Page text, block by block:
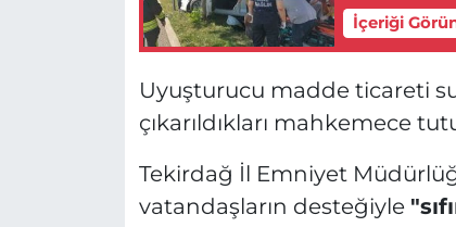
İçeriği
Uyuşturucu madde ticareti
çıkarıldıkları mahkemece
Tekirdağ İl Emniyet
vatandaşların desteğiyle